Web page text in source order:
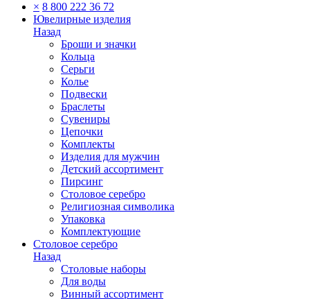
× 8 800 222 36 72
Ювелирные изделия
Назад
Броши и значки
Кольца
Серьги
Колье
Подвески
Браслеты
Сувениры
Цепочки
Комплекты
Изделия для мужчин
Детский ассортимент
Пирсинг
Столовое серебро
Религиозная символика
Упаковка
Комплектующие
Столовое серебро
Назад
Столовые наборы
Для воды
Винный ассортимент